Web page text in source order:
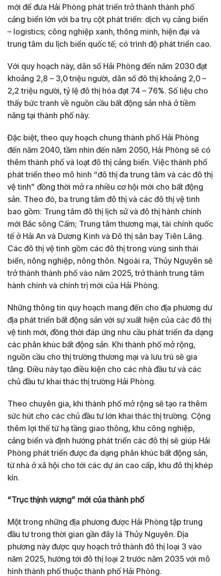
mới để đưa Hải Phòng phát triển trở thành thành phố
cảng biển lớn với ba trụ cột phát triển: dịch vụ cảng biển
– logistics; công nghiệp xanh, thông minh, hiện đại và
trung tâm du lịch biển quốc tế; có trình độ phát triển cao.
Với quy hoạch này, dân số Hải Phòng đến năm 2030 đạt
khoảng 2,8 – 3,0 triệu người, dân số đô thị khoảng 2,0 –
2,2 triệu người, tỷ lệ đô thị hóa đạt 74 – 76%. Số liệu cho
thấy bức tranh về nguồn cầu bất động sản nhà ở tiềm
năng tại thành phố này.
Đặc biệt, theo quy hoạch chung thành phố Hải Phòng
đến năm 2040, tầm nhìn đến năm 2050, Hải Phòng sẽ có
thêm thành phố và loạt đô thị cảng biển. Việc thành phố
phát triển theo mô hình “đô thị đa trung tâm và các đô thị
vệ tinh” đồng thời mở ra nhiều cơ hội mới cho bất động
sản. Theo đó, ba trung tâm đô thị và các đô thị vệ tinh
bao gồm: Trung tâm đô thị lịch sử và đô thị hành chính
mới Bắc sông Cấm; Trung tâm thương mại, tài chính quốc
tế ở Hải An và Dương Kinh và Đô thị sân bay Tiên Lãng.
Các đô thị vệ tinh gồm các đô thị trong vùng sinh thái
biển, nông nghiệp, nông thôn. Ngoài ra, Thủy Nguyên sẽ
trở thành thành phố vào năm 2025, trở thành trung tâm
hành chính và chính trị mới của Hải Phòng.
Những thông tin quy hoạch mang đến cho địa phương dư
địa phát triển bất động sản với sự xuất hiện của các đô thị
vệ tinh mới, đồng thời đáp ứng nhu cầu phát triển đa dạng
các phân khúc bất động sản. Khi thành phố mở rộng,
nguồn cầu cho thị trường thương mại và lưu trú sẽ gia
tăng. Điều này tạo điều kiện cho các nhà đầu tư và các
chủ đầu tư khai thác thị trường Hải Phòng.
Theo chuyên gia, khi thành phố mở rộng sẽ tạo ra thêm
sức hút cho các chủ đầu tư lớn khai thác thị trường. Cộng
thêm lợi thế từ hạ tầng giao thông, khu công nghiệp,
cảng biển và định hướng phát triển các đô thị sẽ giúp Hải
Phòng phát triển được đa dạng phân khúc bất động sản,
từ nhà ở xã hội cho tới các dự án cao cấp, khu đô thị khép
kín.
“Trục thịnh vượng” mới của thành phố
Một trong những địa phương được Hải Phòng tập trung
đầu tư trong thời gian gần đây là Thủy Nguyên. Địa
phương này được quy hoạch trở thành đô thị loại 3 vào
năm 2025, hướng tới đô thị loại 2 trước năm 2035 với mô
hình thành phố thuộc thành phố Hải Phòng.